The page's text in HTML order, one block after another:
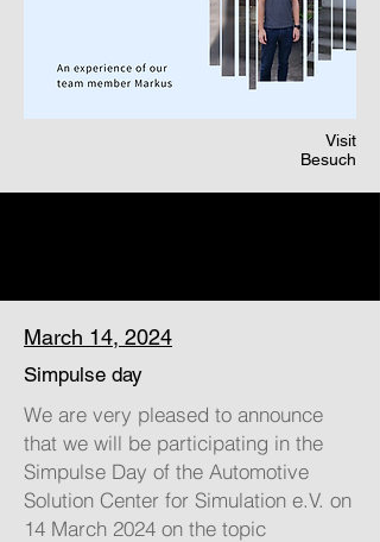
Visit
Besuch
March 14, 2024
Simpulse day
We are very pleased to announce
that we will be participating in the
Simpulse Day of the Automotive
Solution Center for Simulation e.V. on
14 March 2024 on the topic